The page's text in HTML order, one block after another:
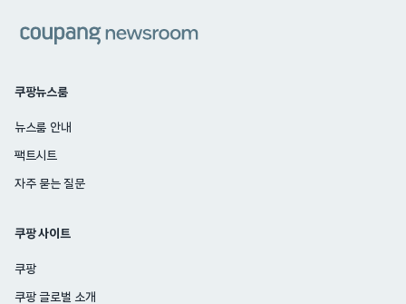
쿠팡뉴스룸
뉴스룸 안내
팩트시트
자주 묻는 질문
쿠팡 사이트
쿠팡
쿠팡 글로벌 소개